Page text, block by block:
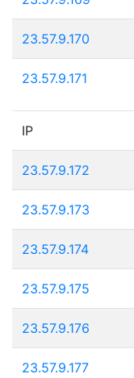
23.57.9.170
23.57.9.171
IP
23.57.9.172
23.57.9.173
23.57.9.174
23.57.9.175
23.57.9.176
23.57.9.177